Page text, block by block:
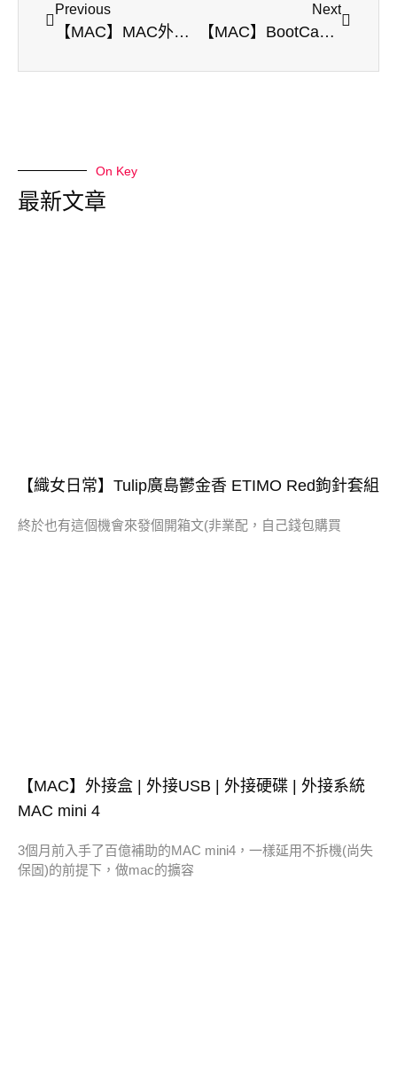
Previous
【MAC】MAC外接硬碟安裝OS | 不破壞保固小幫手
Next
【MAC】BootCamp教學 | MAC安裝Windows | MAC雙系統
On Key
最新文章
【織女日常】Tulip廣島鬱金香 ETIMO Red鉤針套組
終於也有這個機會來發個開箱文(非業配，自己錢包購買
【MAC】外接盒 | 外接USB | 外接硬碟 | 外接系統
MAC mini 4
3個月前入手了百億補助的MAC mini4，一樣延用不拆機(尚失
保固)的前提下，做mac的擴容